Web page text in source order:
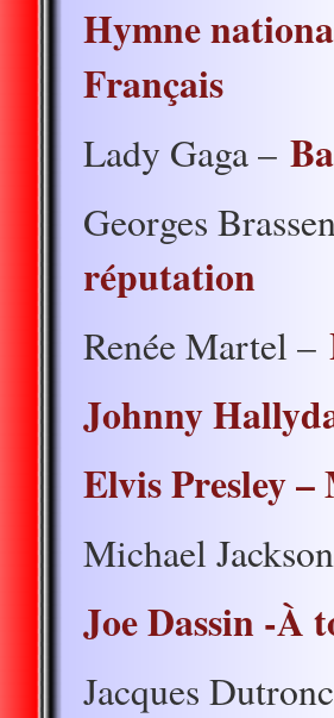
Hymne
Français
Lady Gaga –
Georges
réputation
Renée Martel –
Johnny
Elvis Presley –
Michael Jackson
Joe Dassin -À
Jacques